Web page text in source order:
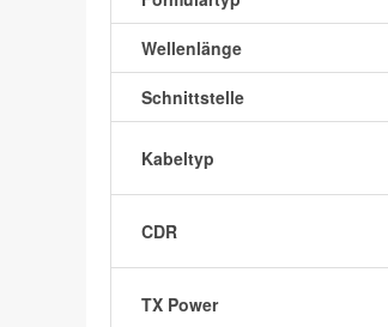
Wellenlänge
Schnittstelle
Kabeltyp
CDR
TX Power